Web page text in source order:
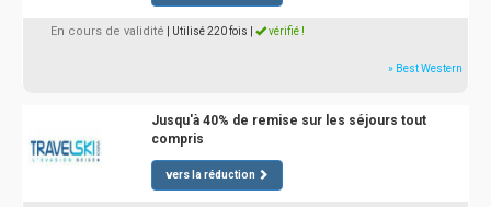
En cours de validité | Utilisé 220 fois vérifié !
» Best Western
Jusqu'à 40% de remise sur les séjours tout
compris
vers la réduction